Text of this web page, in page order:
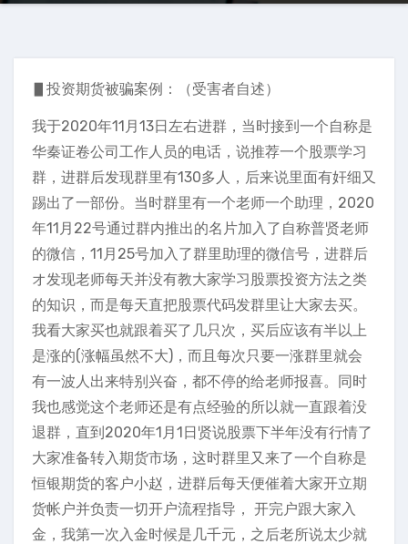
▋投资期货被骗案例：（受害者自述）
我于2020年11月13日左右进群，当时接到一个自称是
华秦证卷公司工作人员的电话，说推荐一个股票学习
群，进群后发现群里有130多人，后来说里面有奸细又
踢出了一部份。当时群里有一个老师一个助理，2020
年11月22号通过群内推出的名片加入了自称普贤老师
的微信，11月25号加入了群里助理的微信号，进群后
オ发现老师每天并没有教大家学习股票投资方法之类
的知识，而是每天直把股票代码发群里让大家去买。
我看大家买也就跟着买了几只次，买后应该有半以上
是涨的(涨幅虽然不大)，而且每次只要一涨群里就会
有一波人出来特别兴奋，都不停的给老师报喜。同时
我也感觉这个老师还是有点经验的所以就一直跟着没
退群，直到2020年1月1日贤说股票下半年没有行情了
大家准备转入期货市场，这时群里又来了一个自称是
恒银期货的客户小赵，进群后每天便催着大家开立期
货帐户并负责一切开户流程指导， 开完户跟大家入
金，我第一次入金时候是几千元，之后老所说太少就